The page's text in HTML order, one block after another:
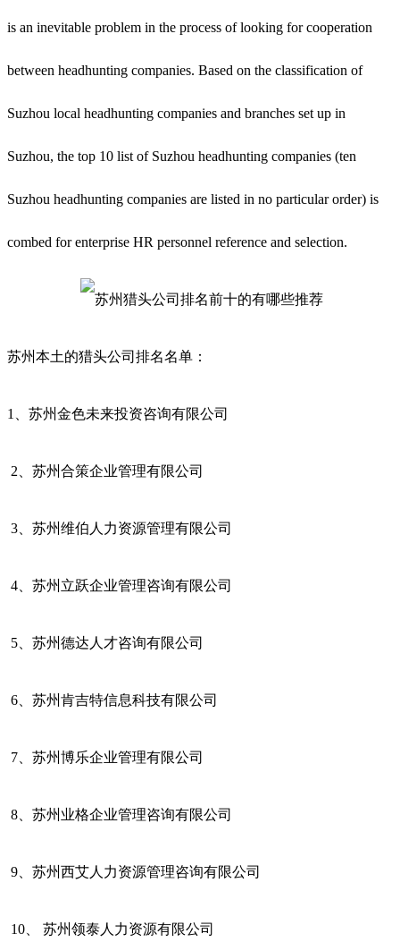
is an inevitable problem in the process of looking for cooperation
between headhunting companies. Based on the classification of
Suzhou local headhunting companies and branches set up in
Suzhou, the top 10 list of Suzhou headhunting companies (ten
Suzhou headhunting companies are listed in no particular order) is
combed for enterprise HR personnel reference and selection.
苏州本土的猎头公司排名名单：
1、 苏州金色未来投资咨询有限公司
2、 苏州合策企业管理有限公司
3、 苏州维伯人力资源管理有限公司
4、 苏州立跃企业管理咨询有限公司
5、 苏州德达人才咨询有限公司
6、 苏州肯吉特信息科技有限公司
7、 苏州博乐企业管理有限公司
8、 苏州业格企业管理咨询有限公司
9、 苏州西艾人力资源管理咨询有限公司
10、 苏州领泰人力资源有限公司